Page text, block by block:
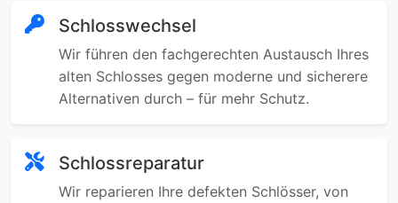
Schlosswechsel
Wir führen den fachgerechten Austausch Ihres
alten Schlosses gegen moderne und sicherere
Alternativen durch – für mehr Schutz.
Schlossreparatur
Wir reparieren Ihre defekten Schlösser, von